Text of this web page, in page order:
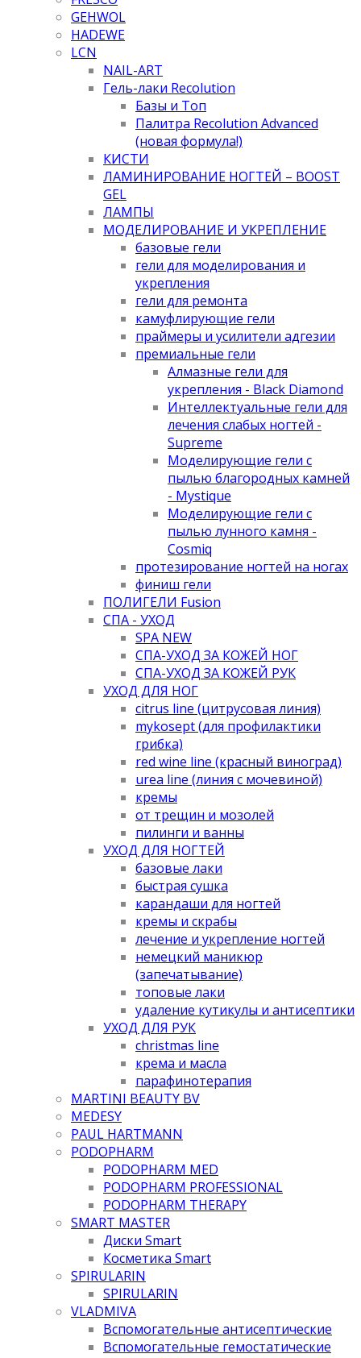
GEHWOL
HADEWE
LCN
NAIL-ART
Гель-лаки Recolution
Базы и Топ
Палитра Recolution Advanced
(новая формула!)
КИСТИ
ЛАМИНИРОВАНИЕ НОГТЕЙ – BOOST
GEL
ЛАМПЫ
МОДЕЛИРОВАНИЕ И УКРЕПЛЕНИЕ
базовые гели
гели для моделирования и
укрепления
гели для ремонта
камуфлирующие гели
праймеры и усилители адгезии
премиальные гели
Алмазные гели для
укрепления - Black Diamond
Интеллектуальные гели для
лечения слабых ногтей -
Supreme
Моделирующие гели с
пылью благородных камней
- Mystique
Моделирующие гели с
пылью лунного камня -
Cosmiq
протезирование ногтей на ногах
финиш гели
ПОЛИГЕЛИ Fusion
СПА - УХОД
SPA NEW
СПА-УХОД ЗА КОЖЕЙ НОГ
СПА-УХОД ЗА КОЖЕЙ РУК
УХОД ДЛЯ НОГ
citrus line (цитрусовая линия)
mykosept (для профилактики
грибка)
red wine line (красный виноград)
urea line (линия с мочевиной)
кремы
от трещин и мозолей
пилинги и ванны
УХОД ДЛЯ НОГТЕЙ
базовые лаки
быстрая сушка
карандаши для ногтей
кремы и скрабы
лечение и укрепление ногтей
немецкий маникюр
(запечатывание)
топовые лаки
удаление кутикулы и антисептики
УХОД ДЛЯ РУК
christmas line
крема и масла
парафинотерапия
MARTINI BEAUTY BV
MEDESY
PAUL HARTMANN
PODOPHARM
PODOPHARM MED
PODOPHARM PROFESSIONAL
PODOPHARM THERAPY
SMART MASTER
Диски Smart
Косметика Smart
SPIRULARIN
SPIRULARIN
VLADMIVA
Вспомогательные антисептические
Вспомогательные гемостатические